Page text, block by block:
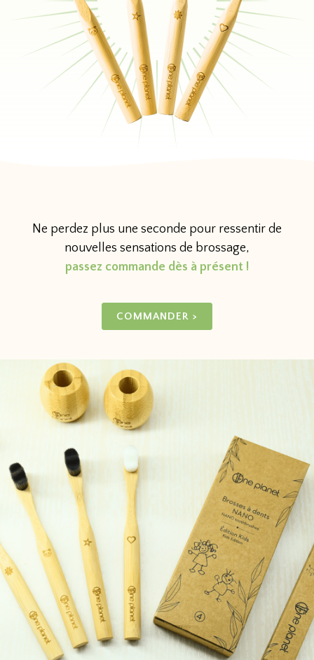
Ne perdez plus une seconde pour ressentir de
nouvelles sensations de brossage,
passez commande dès à présent !
COMMANDER >